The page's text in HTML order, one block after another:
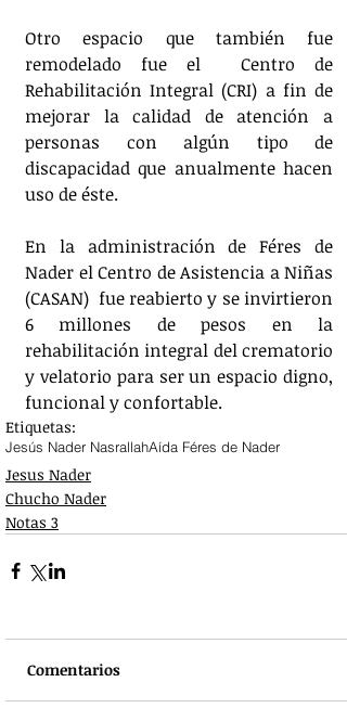
Otro espacio que también fue
remodelado fue el  Centro de
Rehabilitación Integral (CRI) a fin de
mejorar la calidad de atención a
personas con algún tipo de
discapacidad que anualmente hacen
uso de éste.
En la administración de Féres de
Nader el Centro de Asistencia a Niñas
(CASAN)  fue reabierto y se invirtieron
6 millones de pesos en la
rehabilitación integral del crematorio
y velatorio para ser un espacio digno,
funcional y confortable.
Etiquetas:
Jesús Nader NasrallahAída Féres de Nader
Jesus Nader
Chucho Nader
Notas 3
Comentarios